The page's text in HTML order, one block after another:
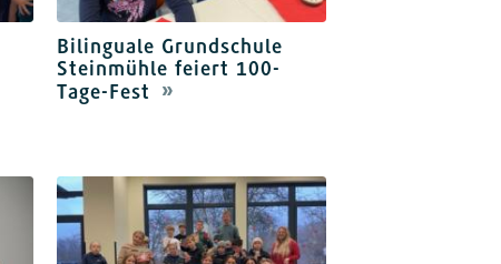
Bilinguale Grundschule
Steinmühle feiert 100-
Tage-Fest